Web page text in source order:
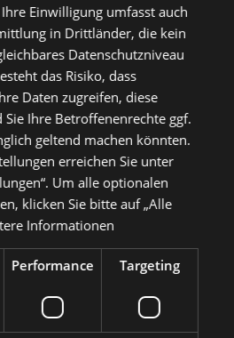
for Outlook 2010 March 2019
for Exchange 2019 (On Premise)
for Outlook 2019
for Outlook 2019 October 2018
for Outlook 2016 October 2018
for Outlook 2016 PU-September 2018
for Outlook 2013 October 2018
for Outlook 2013 PU-September 2018
for Windows 10 version 1809 October
for Windows Server 2019
Einwilligung umfasst auch
in Drittländer, die kein
Datenschutzniveau
das Risiko, dass
Daten zugreifen, diese
Ihre Betroffenenrechte ggf.
geltend machen könnten.
erreichen Sie unter
Um alle optionalen
klicken Sie bitte auf „Alle
Informationen
Performance Targeting